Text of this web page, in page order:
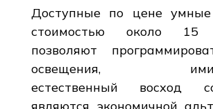
Доступные по цене умные
стоимостью около 15
позволяют
освещения,
естественный восход
являются экономичной